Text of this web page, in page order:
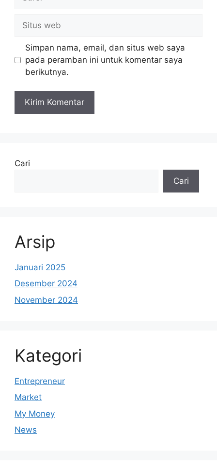
Situs
web
Simpan nama, email, dan situs web saya
pada peramban ini untuk komentar saya
berikutnya.
Cari
Cari
Arsip
Januari 2025
Desember 2024
November 2024
Kategori
Entrepreneur
Market
My Money
News